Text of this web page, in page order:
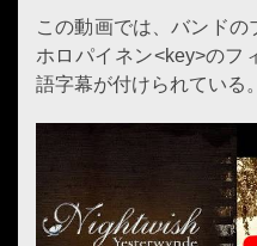
この動画では、バンドの
ホロパイネン<key>のフ
語字幕が付けられている。